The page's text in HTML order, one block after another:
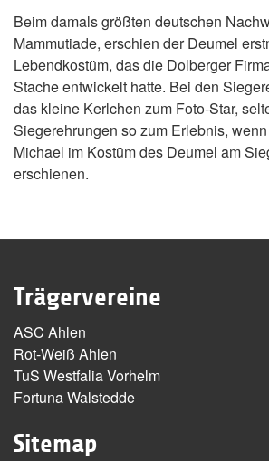
Beim damals größten deutschen
Mammutiade, erschien der Deumel
Lebendkostüm, das die Dolberger
Stache entwickelt hatte. Bei den
das kleine Kerlchen zum Foto-Star,
Siegerehrungen so zum Erlebnis,
Michael im Kostüm des Deumel am
erschienen.
Trägervereine
ASC Ahlen
Rot-Weiß Ahlen
TuS Westfalia Vorhelm
Fortuna Walstedde
Sitemap